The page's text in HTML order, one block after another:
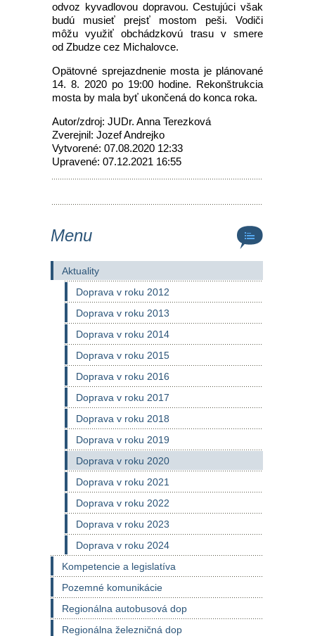
odvoz kyvadlovou dopravou. Cestujúci však
budú musieť prejsť mostom peši. Vodiči
môžu využiť obchádzkovú trasu v smere
od Zbudze cez Michalovce.
Opätovné sprejazdnenie mosta je plánované
14. 8. 2020 po 19:00 hodine. Rekonštrukcia
mosta by mala byť ukončená do konca roka.
Autor/zdroj: JUDr. Anna Terezková
Zverejnil: Jozef Andrejko
Vytvorené: 07.08.2020 12:33
Upravené: 07.12.2021 16:55
Menu
Aktuality
Doprava v roku 2012
Doprava v roku 2013
Doprava v roku 2014
Doprava v roku 2015
Doprava v roku 2016
Doprava v roku 2017
Doprava v roku 2018
Doprava v roku 2019
Doprava v roku 2020
Doprava v roku 2021
Doprava v roku 2022
Doprava v roku 2023
Doprava v roku 2024
Kompetencie a legislatíva
Pozemné komunikácie
Regionálna autobusová dop
Regionálna železničná dop